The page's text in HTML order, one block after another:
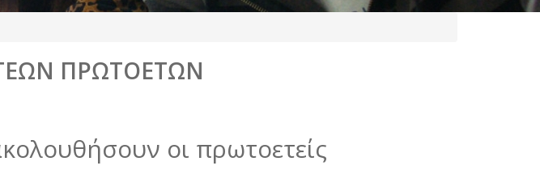
ΠΡΩΤΟΕΤΩΝ
οι πρωτοετείς